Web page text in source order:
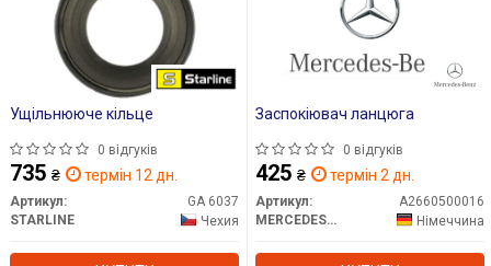
Ущільнююче кільце
0 відгуків
735 ₴ термін 12 дн.
Артикул:
GA 6037
STARLINE
Чехия
Заспокіювач ланцюга
0 відгуків
425 ₴ термін 2 дн.
Артикул:
A2660500016
MERCEDES-BENZ
Німеччина